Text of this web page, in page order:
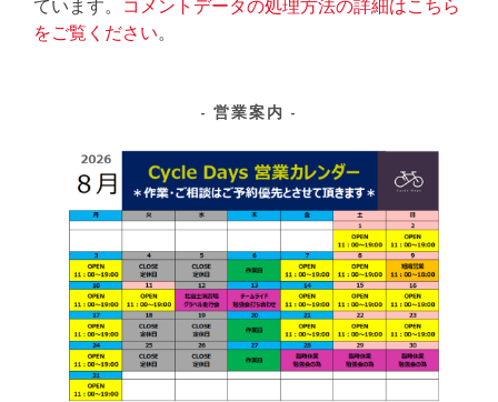
ています。 コメントデータの処理方法の詳細はこちら
をご覧ください。
営業案内